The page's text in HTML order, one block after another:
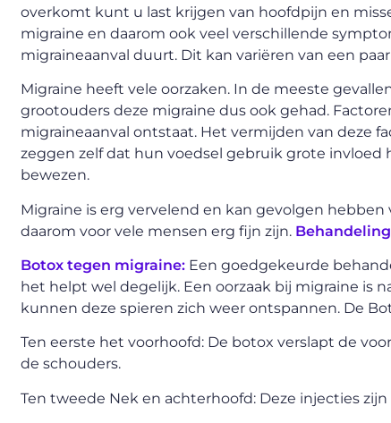
overkomt kunt u last krijgen van hoofdpijn en
migraine en daarom ook veel verschillende
migraineaanval duurt. Dit kan variëren van een
Migraine heeft vele oorzaken. In de meeste
grootouders deze migraine dus ook gehad.
migraineaanval ontstaat. Het vermijden van deze
zeggen zelf dat hun voedsel gebruik grote invloed
bewezen.
Migraine is erg vervelend en kan gevolgen
daarom voor vele mensen erg fijn zijn.
Botox tegen migraine: Een goedgekeurde
het helpt wel degelijk. Een oorzaak bij migraine is
kunnen deze spieren zich weer ontspannen. De
Ten eerste het voorhoofd: De botox verslapt de
de schouders.
Ten tweede Nek en achterhoofd: Deze injecties